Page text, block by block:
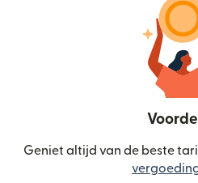
Geniet altijd van de beste